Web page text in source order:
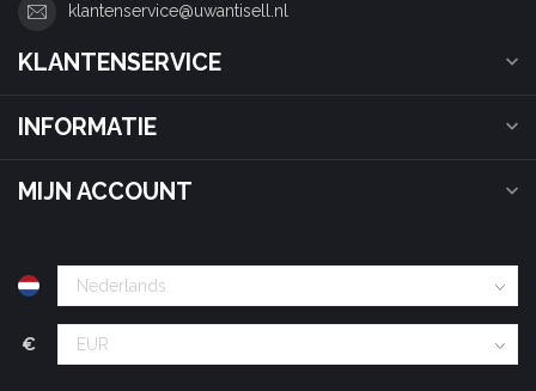
klantenservice@uwantisell.nl
KLANTENSERVICE
INFORMATIE
MIJN ACCOUNT
€